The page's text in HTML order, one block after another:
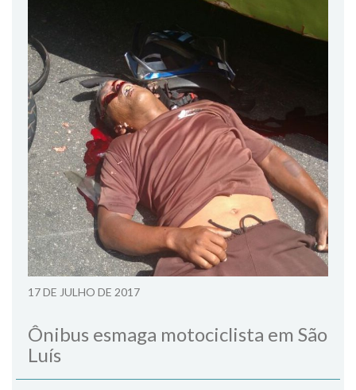
17 DE JULHO DE 2017
Ônibus esmaga motociclista em São
Luís